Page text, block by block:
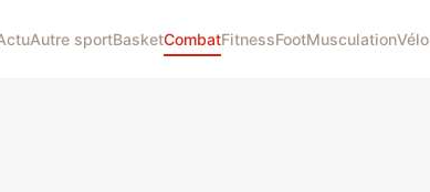
Autre sportBasketCombatFitnessFootMusculationVélo